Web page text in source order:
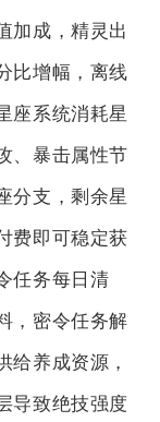
加成，精灵出
比增幅，离线
座系统消耗星
、暴击属性节
分支，剩余星
费即可稳定获
任务每日清
，密令任务解
给养成资源，
导致绝技强度